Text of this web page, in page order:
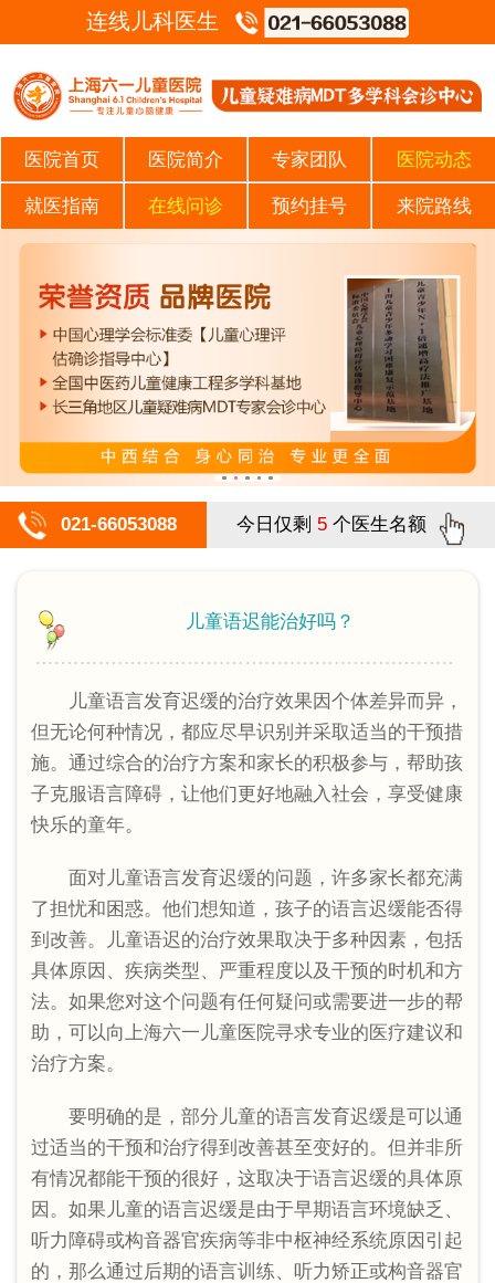
连线儿科医生
医院首页 医院简介 专家团队 医院动态
就医指南 在线问诊 预约挂号 来院路线
021-66053088 今日仅剩 5 个医生名额
儿童语迟能治好吗？
儿童语言发育迟缓的治疗效果因个体差异而异，
但无论何种情况，都应尽早识别并采取适当的干预措
施。通过综合的治疗方案和家长的积极参与，帮助孩
子克服语言障碍，让他们更好地融入社会，享受健康
快乐的童年。
面对儿童语言发育迟缓的问题，许多家长都充满
了担忧和困惑。他们想知道，孩子的语言迟缓能否得
到改善。儿童语迟的治疗效果取决于多种因素，包括
具体原因、疾病类型、严重程度以及干预的时机和方
法。如果您对这个问题有任何疑问或需要进一步的帮
助，可以向上海六一儿童医院寻求专业的医疗建议和
治疗方案。
要明确的是，部分儿童的语言发育迟缓是可以通
过适当的干预和治疗得到改善甚至变好的。但并非所
有情况都能干预的很好，这取决于语言迟缓的具体原
因。如果儿童的语言迟缓是由于早期语言环境缺乏、
听力障碍或构音器官疾病等非中枢神经系统原因引起
的，那么通过后期的语言训练、听力矫正或构音器官